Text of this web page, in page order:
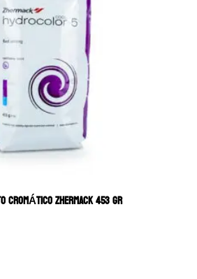
CROMÁTICO ZHERMACK 453 GR